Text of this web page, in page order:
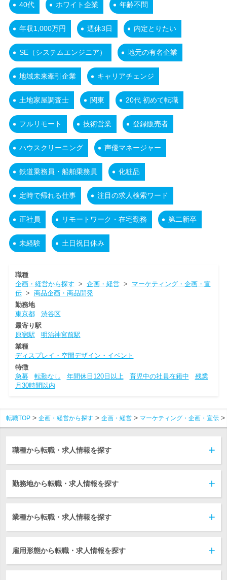
40代 ホワイト企業 年齢不問
年収1,000万円 週休3日 内定とりたい
SE（システムエンジニア） 地元の有名企業
地域未来牽引企業 キャリアチェンジ
土地家屋調査士 関東 20代 初めて転職
フルリモート 技術営業 登録販売者
ハウスクリーニング 声優マネージャー
鉄道乗務員・船舶乗務員 化粧品
定時で帰れる仕事 注目の求人検索ワード
正社員 リモートワーク・在宅勤務 第二新卒
未経験 土日祝日休み
職種
企画・経営から探す > 企画・経営> マーケティング・企画・宣
伝> 商品企画・商品開発
勤務地
東京都
渋谷区
最寄り駅
原宿駅
明治神宮前駅
業種
ディスプレイ・空間デザイン・イベント
特徴
急募
転勤なし 年間休日120日以上 育児中の社員在籍中
残業
月30時間以内
転職TOP 企画・経営から探す 企画・経営 マーケティング・企画・宣伝
職種から転職・求人情報を探す
勤務地から転職・求人情報を探す
業種から転職・求人情報を探す
雇用形態から転職・求人情報を探す